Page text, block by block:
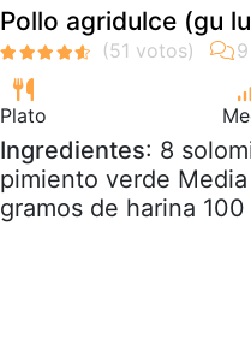
Pollo agridulce (gu
Plato
Ingredientes: 8
pimiento verde
gramos de harina